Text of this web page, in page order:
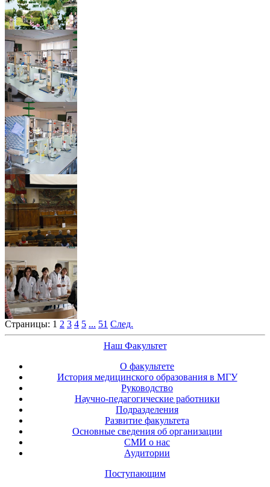
Страницы: 1 2 3 4 5 ... 51 След.
Наш Факультет
О факультете
История медицинского образования в МГУ
Руководство
Научно-педагогические работники
Подразделения
Развитие факультета
Основные сведения об организации
СМИ о нас
Аудитории
Поступающим